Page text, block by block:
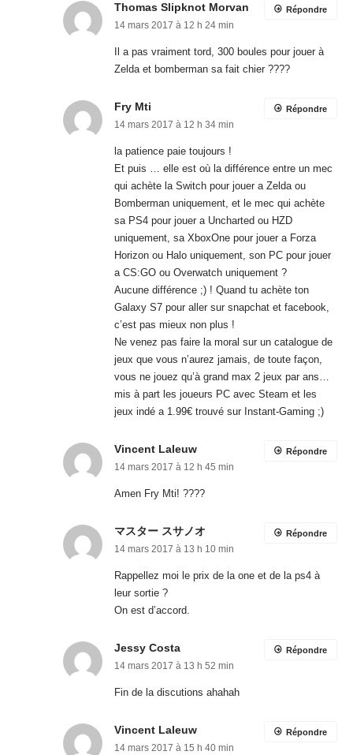
Thomas Slipknot Morvan
14 mars 2017 à 12 h 24 min
Il a pas vraiment tord, 300 boules pour jouer à
Zelda et bomberman sa fait chier ????
Répondre
Fry Mti
14 mars 2017 à 12 h 34 min
la patience paie toujours !
Et puis … elle est où la différence entre un mec
qui achète la Switch pour jouer a Zelda ou
Bomberman uniquement, et le mec qui achète
sa PS4 pour jouer a Uncharted ou HZD
uniquement, sa XboxOne pour jouer a Forza
Horizon ou Halo uniquement, son PC pour jouer
a CS:GO ou Overwatch uniquement ?
Aucune différence ;) ! Quand tu achète ton
Galaxy S7 pour aller sur snapchat et facebook,
c’est pas mieux non plus !
Ne venez pas faire la moral sur un catalogue de
jeux que vous n’aurez jamais, de toute façon,
vous ne jouez qu’à grand max 2 jeux par ans…
mis à part les joueurs PC avec Steam et les
jeux indé a 1.99€ trouvé sur Instant-Gaming ;)
Répondre
Vincent Laleuw
14 mars 2017 à 12 h 45 min
Amen Fry Mti! ????
Répondre
マスター スサノオ
14 mars 2017 à 13 h 10 min
Rappellez moi le prix de la one et de la ps4 à
leur sortie ?
On est d’accord.
Répondre
Jessy Costa
14 mars 2017 à 13 h 52 min
Fin de la discutions ahahah
Répondre
Vincent Laleuw
14 mars 2017 à 15 h 40 min
Répondre